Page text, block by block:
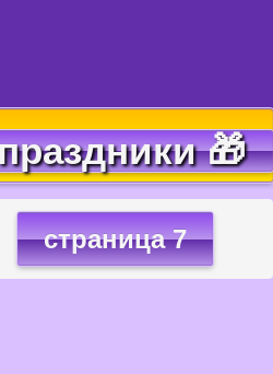
🎁
страница 7